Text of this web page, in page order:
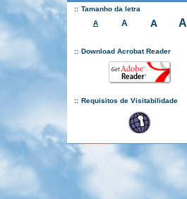
:: Tamanho da letra
A
A A A
:: Download Acrobat Reader
:: Requisitos de Visitabilidade